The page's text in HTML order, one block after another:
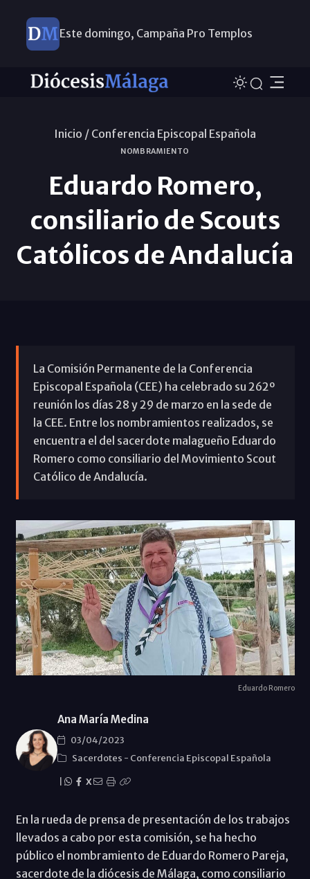
Este domingo, Campaña Pro Templos
Inicio / Conferencia Episcopal Española
NOMBRAMIENTO
Eduardo Romero,
consiliario de Scouts
Católicos de Andalucía
La Comisión Permanente de la Conferencia
Episcopal Española (CEE) ha celebrado su 262º
reunión los días 28 y 29 de marzo en la sede de
la CEE. Entre los nombramientos realizados, se
encuentra el del sacerdote malagueño Eduardo
Romero como consiliario del Movimiento Scout
Católico de Andalucía.
Eduardo Romero
Ana María Medina
03/04/2023
Sacerdotes - Conferencia Episcopal Española
X
En la rueda de prensa de presentación de los trabajos
llevados a cabo por esta comisión, se ha hecho
público el nombramiento de Eduardo Romero Pareja,
sacerdote de la diócesis de Málaga, como consiliario